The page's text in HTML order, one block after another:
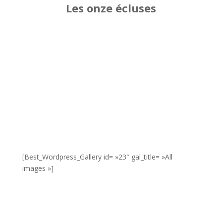
Les onze écluses
[Best_Wordpress_Gallery id= »23″ gal_title= »All
images »]